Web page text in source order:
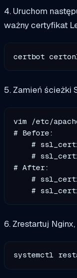
4. Uruchom
ważny certyfikat
certbot
5. Zamień ścieżki
vim /etc/
# Before:
#
#
# After:
#
6. Zrestartuj